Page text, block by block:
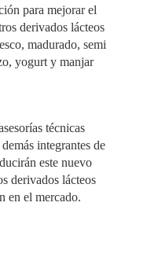
para mejorar el
derivados lácteos
madurado, semi
yogurt y manjar
técnicas
integrantes de
este nuevo
derivados lácteos
en el mercado.